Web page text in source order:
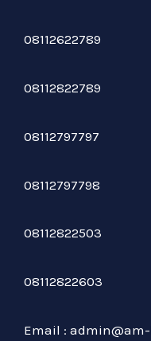
08112622789
08112822789
08112797797
08112797798
08112822503
08112822603
Email :